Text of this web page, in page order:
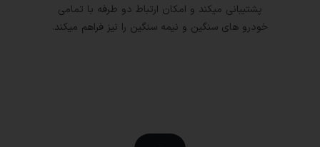
پشتیبانی میکند و امکان ارتباط دو طرفه با تمامی
خودرو های سنگین و نیمه سنگین را نیز فراهم میکند.